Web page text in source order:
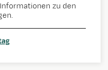
zu den